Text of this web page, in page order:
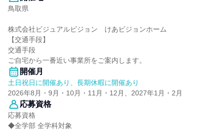
鳥取県
株式会社ビジュアルビジョン けあビジョンホーム
【交通手段】
交通手段
ご自宅から一番近い事業所をご案内します。
開催月
土日祝日に開催あり、長期休暇に開催あり
2026年8月・9月・10月・11月・12月、2027年1月・2月
応募資格
応募資格
◆全学部 全学科対象